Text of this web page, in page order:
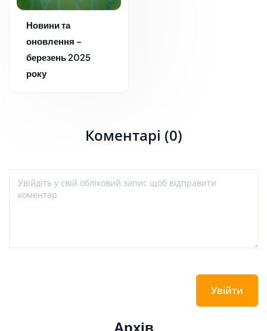
Новини та
оновлення –
березень 2025
року
Коментарі (0)
Увійти
Архів